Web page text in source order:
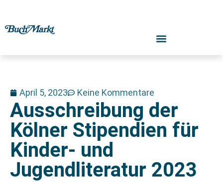
April 5, 2023 Keine Kommentare
Ausschreibung der
Kölner Stipendien für
Kinder- und
Jugendliteratur 2023